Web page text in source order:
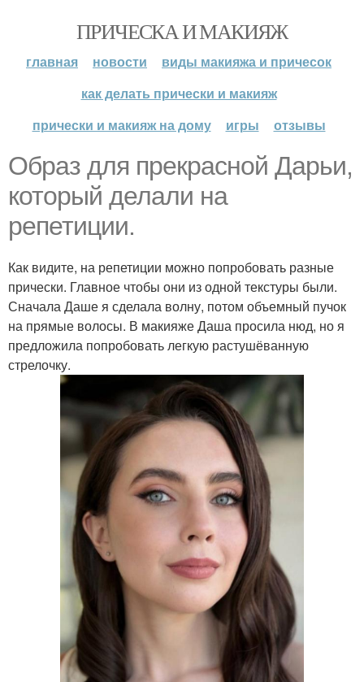
ПРИЧЕСКА И МАКИЯЖ
главная новости
виды макияжа и причесок
как делать прически и макияж
прически и макияж на дому
игры отзывы
Образ для прекрасной Дарьи,
который делали на
репетиции.
Как видите, на репетиции можно попробовать разные
прически. Главное чтобы они из одной текстуры были.
Сначала Даше я сделала волну, потом объемный пучок
на прямые волосы. В макияже Даша просила нюд, но я
предложила попробовать легкую растушёванную
стрелочку.